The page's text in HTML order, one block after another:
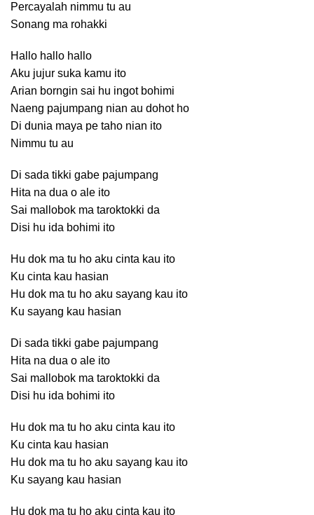
Percayalah nimmu tu au
Sonang ma rohakki
Hallo hallo hallo
Aku jujur suka kamu ito
Arian borngin sai hu ingot bohimi
Naeng pajumpang nian au dohot ho
Di dunia maya pe taho nian ito
Nimmu tu au
Di sada tikki gabe pajumpang
Hita na dua o ale ito
Sai mallobok ma taroktokki da
Disi hu ida bohimi ito
Hu dok ma tu ho aku cinta kau ito
Ku cinta kau hasian
Hu dok ma tu ho aku sayang kau ito
Ku sayang kau hasian
Di sada tikki gabe pajumpang
Hita na dua o ale ito
Sai mallobok ma taroktokki da
Disi hu ida bohimi ito
Hu dok ma tu ho aku cinta kau ito
Ku cinta kau hasian
Hu dok ma tu ho aku sayang kau ito
Ku sayang kau hasian
Hu dok ma tu ho aku cinta kau ito